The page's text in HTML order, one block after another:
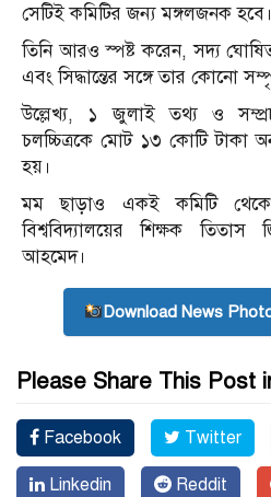
সেটিই কমিটির জন্য মঙ্গলজনক
তিনি আরও স্পষ্ট করেন, সদ্য
এবং সিদ্ধান্তের সঙ্গে তার কোনো
উল্লেখ্য, ১ জুলাই তথ্য ও
চলচ্চিত্রকে মোট ১৩ কোটি টাকা
হয়।
মম ছাড়াও একই কমিটি
বিশ্ববিদ্যালয়ের শিক্ষক তিতাস
আহমেদ।
Download News
Please Share This Post
Facebook Twitter
Linkedin Reddit